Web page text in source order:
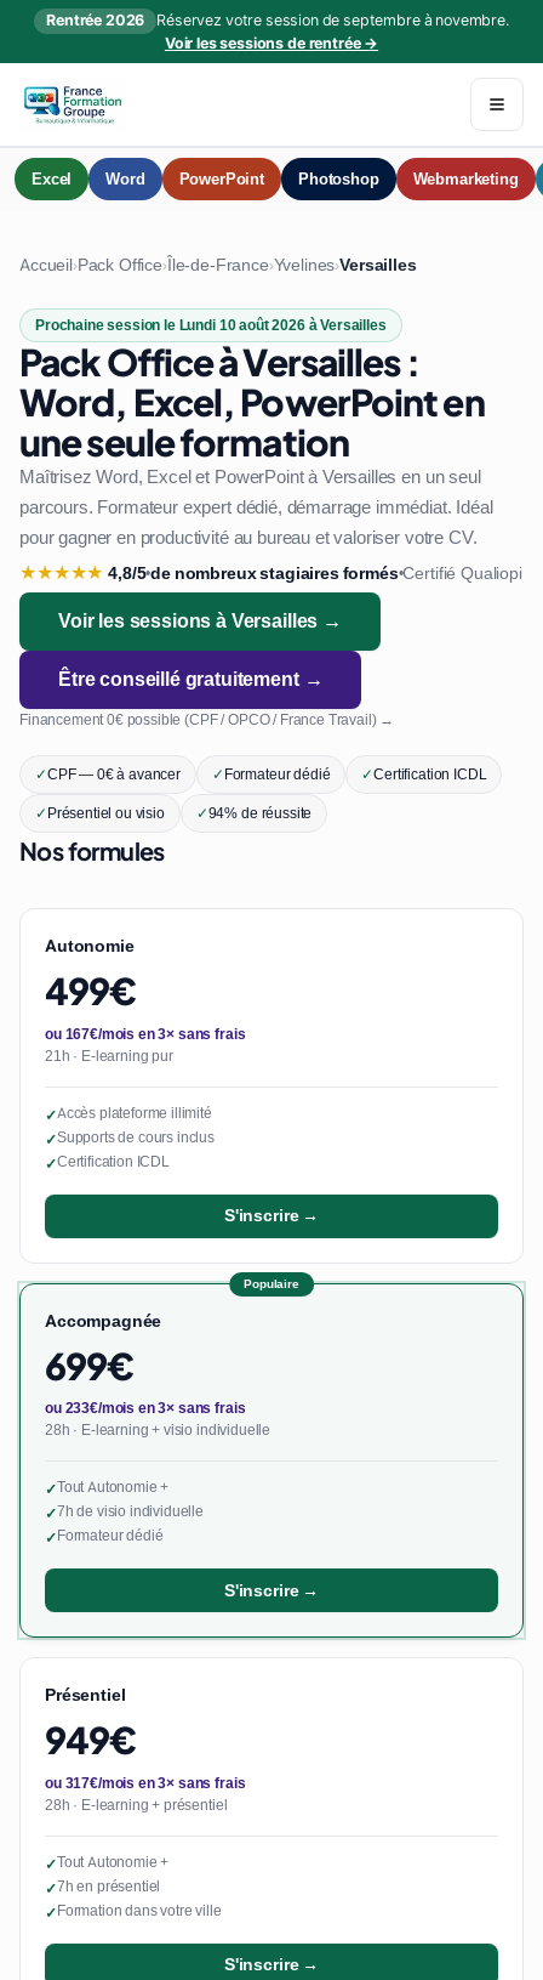
Rentrée 2026
Réservez votre session de septembre à novembre.
Voir les sessions de rentrée →
Excel Word PowerPoint Photoshop Webmarketing
Accueil›Pack Office›Île-de-France›Yvelines›Versailles
Prochaine session le Lundi 10 août 2026 à Versailles
Pack Office à Versailles :
Word, Excel, PowerPoint en
une seule formation
Maîtrisez Word, Excel et PowerPoint à Versailles en un seul
parcours. Formateur expert dédié, démarrage immédiat. Idéal
pour gagner en productivité au bureau et valoriser votre CV.
★★★★★ 4,8/5•de nombreux stagiaires formés•Certifié Qualiopi
Voir les sessions à Versailles →
Être conseillé gratuitement →
Financement 0€ possible (CPF / OPCO / France Travail) →
✓CPF — 0€ à avancer ✓Formateur dédié ✓Certification ICDL
✓Présentiel ou visio ✓94% de réussite
Nos formules
Autonomie
499€
ou 167€/mois en 3× sans frais
21h · E-learning pur
✓Accès plateforme illimité
✓Supports de cours inclus
✓Certification ICDL
S'inscrire →
Populaire
Accompagnée
699€
ou 233€/mois en 3× sans frais
28h · E-learning + visio individuelle
✓Tout Autonomie +
✓7h de visio individuelle
✓Formateur dédié
S'inscrire →
Présentiel
949€
ou 317€/mois en 3× sans frais
28h · E-learning + présentiel
✓Tout Autonomie +
✓7h en présentiel
✓Formation dans votre ville
S'inscrire →